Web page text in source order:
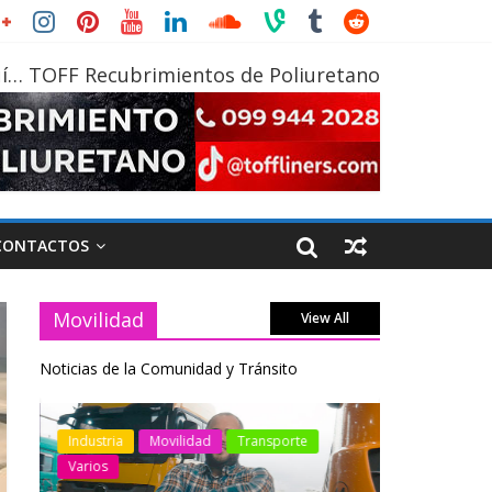
TOFF Recubrimientos de Poliuretano
Movilidad View All
Noticias de la Comunidad y Tránsito
Industria Movilidad
Transporte
Varios